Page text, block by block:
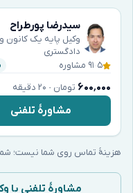
سیدرضا پورطراح
وکیل پایه یک کانون
دادگستری
۵ ۹۱ مشاوره
۶۰۰٬۰۰۰ تومان · ۲۰ دقیقه
مشاورهٔ تلفنی
هزینهٔ تماس روی شما نیست؛
مشاورهٔ تلفنی با